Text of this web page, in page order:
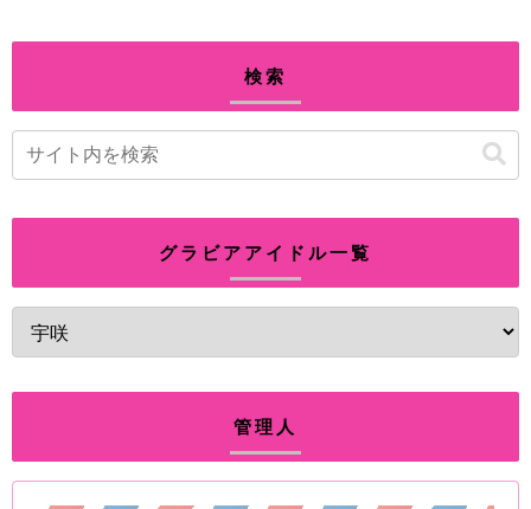
検索
グラビアアイドル一覧
管理人